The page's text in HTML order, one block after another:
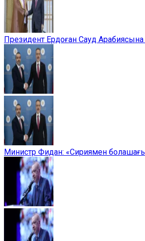
Президент Ердоған Сауд
Министр Фидан: «Сириямен